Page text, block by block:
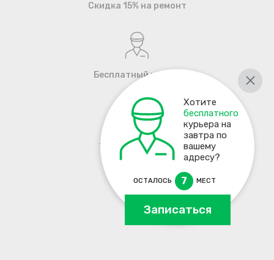
Хотите
бесплатного
курьера на
завтра по
вашему
адресу?
ОСТАЛОСЬ 7 МЕСТ
Записаться
Скидка 15% на ремонт
Бесплатный курьер
+7 495 137-93-17